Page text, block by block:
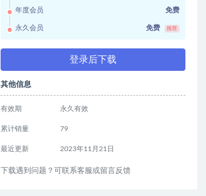
年度会员 免费
永久会员 免费 推荐
登录后下载
其他信息
有效期 永久有效
累计销量 79
最近更新 2023年11月21日
下载遇到问题？可联系客服或留言反馈